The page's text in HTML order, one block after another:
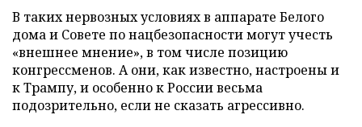
В таких нервозных условиях в аппарате Белого
дома и Совете по нацбезопасности могут учесть
«внешнее мнение», в том числе позицию
конгрессменов. А они, как известно, настроены и
к Трампу, и особенно к России весьма
подозрительно, если не сказать агрессивно.